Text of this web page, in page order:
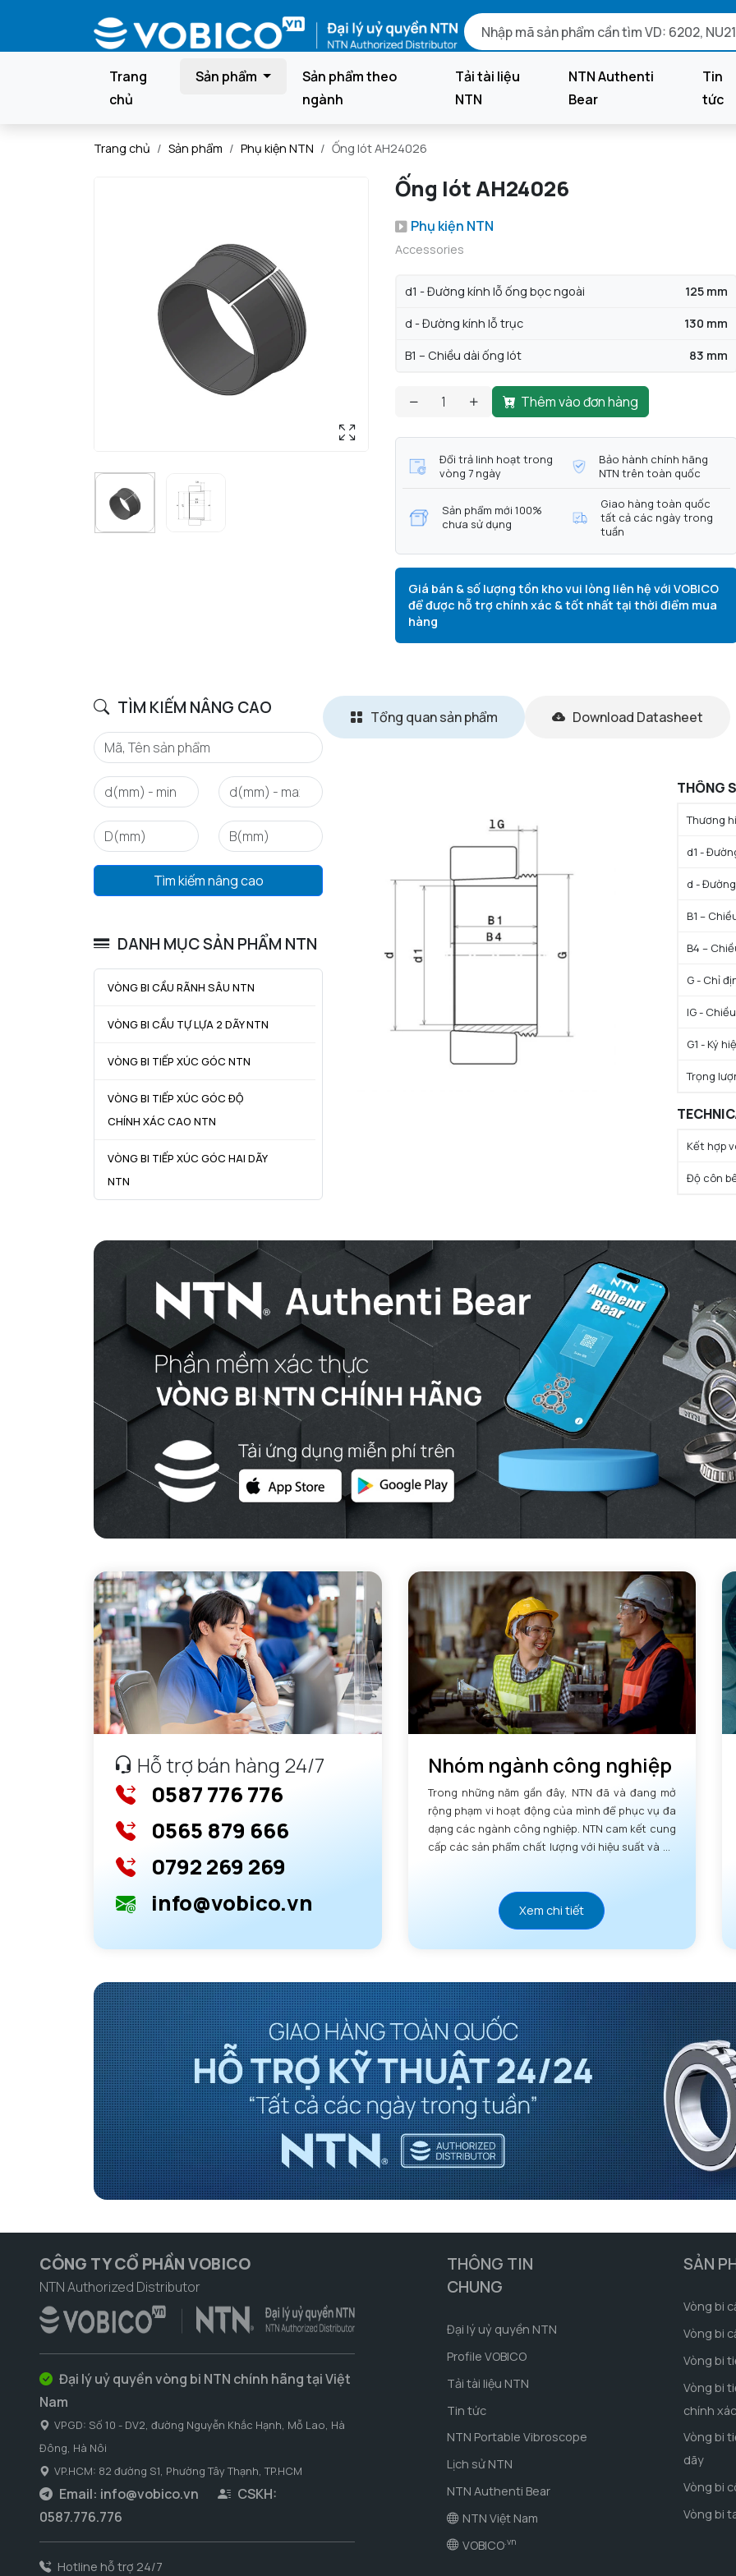
Trang
chủ
Sản phẩm
Sản phẩm theo
ngành
Tải tài liệu
NTN
NTN Authenti
Bear
Tin
tức
Trang chủ Sản phẩm Phụ kiện NTN Ống lót AH24026
Ống lót AH24026
Phụ kiện NTN
Accessories
d1 - Đường kính lỗ ống bọc ngoài 125 mm
d - Đường kính lỗ trục 130 mm
B1 – Chiều dài ống lót 83 mm
Thêm vào đơn hàng
Đổi trả linh hoạt trong
vòng 7 ngày
Bảo hành chính hãng
NTN trên toàn quốc
Sản phẩm mới 100%
chưa sử dụng
Giao hàng toàn quốc
tất cả các ngày trong
tuần
Giá bán & số lượng tồn kho vui lòng liên hệ với VOBICO
để được hỗ trợ chính xác & tốt nhất tại thời điểm mua
hàng
TÌM KIẾM NÂNG CAO
Tìm kiếm nâng cao
DANH MỤC SẢN PHẨM NTN
VÒNG BI CẦU RÃNH SÂU NTN
VÒNG BI CẦU TỰ LỰA 2 DÃY NTN
VÒNG BI TIẾP XÚC GÓC NTN
VÒNG BI TIẾP XÚC GÓC ĐỘ
CHÍNH XÁC CAO NTN
VÒNG BI TIẾP XÚC GÓC HAI DÃY
NTN
VÒNG BI TANG TRỐNG NTN
VÒNG BI TANG TRỐNG CHẶN
TRỤC NTN
VÒNG BI ĐŨA TRỤ NTN
VÒNG BI KIM NTN
VÒNG BI CHẶN TRỤC NTN
VÒNG BI LĂN TRỤ ĐẨY NTN
GỐI ĐỠ NTN
GỐI ĐỠ 2 NỬA NTN
PHỤ KIỆN NTN
MÁY GIA NHIỆT NTN
Tổng quan sản phẩm Download Datasheet
THÔNG
Thương
d1 -
d -
B1 –
B4 –
G - Chỉ
lG -
G1 - Ký
Trọng
Kết hợp
Độ côn
Ký hiệu
Chỉ
Ký hiệu
Chỉ định
Hỗ trợ bán hàng 24/7
0587 776 776
0565 879 666
0792 269 269
info@vobico.vn
Nhóm ngành công nghiệp
Trong những năm gần đây, NTN đã và đang mở
rộng phạm vi hoạt động của mình để phục vụ đa
dạng các ngành công nghiệp. NTN cam kết cung
cấp các sản phẩm chất lượng với hiệu suất và độ
Xem chi tiết
CÔNG TY CỔ PHẦN VOBICO
NTN Authorized Distributor
Đại lý uỷ quyền vòng bi NTN chính hãng tại Việt
Nam
VPGD: Số 10 - DV2, đường Nguyễn Khắc Hạnh, Mỗ Lao, Hà
Đông, Hà Nôi
VP.HCM: 82 đường S1, Phường Tây Thạnh, TP.HCM
Email: info@vobico.vn
CSKH:
0587.776.776
Hotline hỗ trợ 24/7
THÔNG TIN
CHUNG
Đại lý uỷ quyền NTN
Profile VOBICO
Tải tài liệu NTN
Tin tức
NTN Portable Vibroscope
Lịch sử NTN
NTN Authenti Bear
NTN Việt Nam
VOBICO.vn
SẢN
Vòng bi
Vòng bi
Vòng bi
Vòng bi
chính
Vòng bi
dãy
Vòng bi
Vòng bi